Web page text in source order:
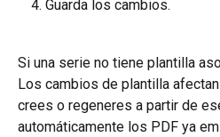
Guarda los cambios.
Si una serie no tiene plantilla
Los cambios de plantilla
crees o regeneres a partir de
automáticamente los PDF ya